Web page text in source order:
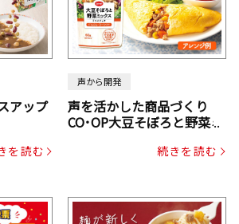
アップ
を読む
声から開発
声を活かした商品づくり
CO･OP大豆そぼろと野菜ミ
じん・コーン入り）続きを読む